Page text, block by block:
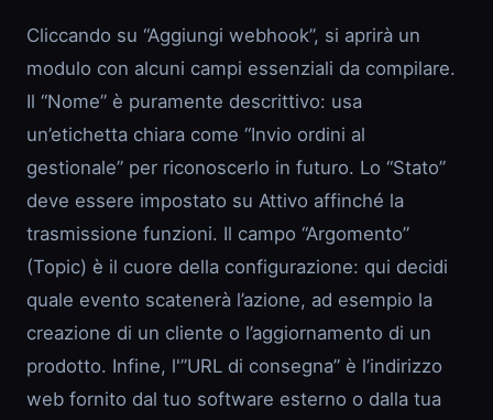
Cliccando su “Aggiungi webhook”, si aprirà un
modulo con alcuni campi essenziali da compilare.
Il “Nome” è puramente descrittivo: usa
un’etichetta chiara come “Invio ordini al
gestionale” per riconoscerlo in futuro. Lo “Stato”
deve essere impostato su Attivo affinché la
trasmissione funzioni. Il campo “Argomento”
(Topic) è il cuore della configurazione: qui decidi
quale evento scatenerà l’azione, ad esempio la
creazione di un cliente o l’aggiornamento di un
prodotto. Infine, l'”URL di consegna” è l’indirizzo
web fornito dal tuo software esterno o dalla tua